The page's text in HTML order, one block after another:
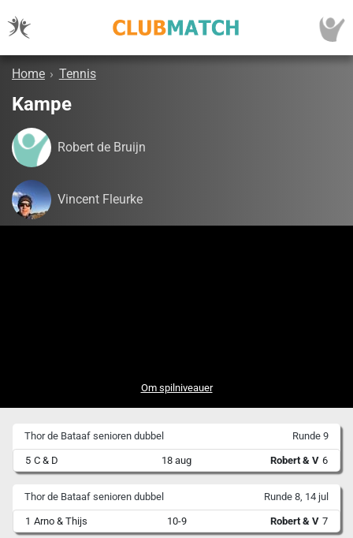
Home › Tennis
Kampe
Robert de Bruijn
Vincent Fleurke
Om spilniveauer
Thor de Bataaf senioren dubbel Runde 9
5 C & D 18 aug Robert & V 6
Thor de Bataaf senioren dubbel Runde 8, 14 jul
1 Arno & Thijs 10-9 Robert & V 7